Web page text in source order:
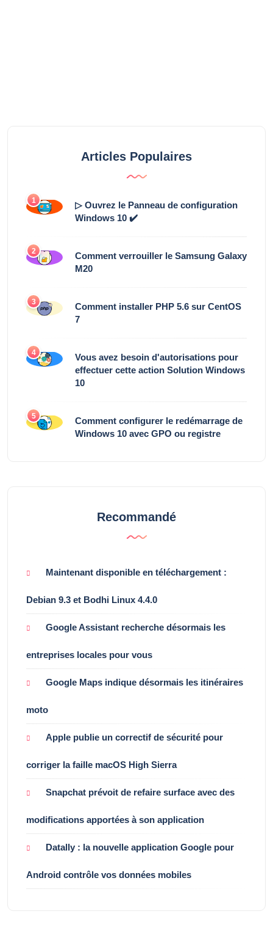
Articles Populaires
1
▷ Ouvrez le Panneau de configuration
Windows 10 ✔️
2
Comment verrouiller le Samsung Galaxy
M20
3
Comment installer PHP 5.6 sur CentOS
7
4
Vous avez besoin d'autorisations pour
effectuer cette action Solution Windows
10
5
Comment configurer le redémarrage de
Windows 10 avec GPO ou registre
Recommandé
Maintenant disponible en téléchargement :
Debian 9.3 et Bodhi Linux 4.4.0
Google Assistant recherche désormais les
entreprises locales pour vous
Google Maps indique désormais les itinéraires
moto
Apple publie un correctif de sécurité pour
corriger la faille macOS High Sierra
Snapchat prévoit de refaire surface avec des
modifications apportées à son application
Datally : la nouvelle application Google pour
Android contrôle vos données mobiles